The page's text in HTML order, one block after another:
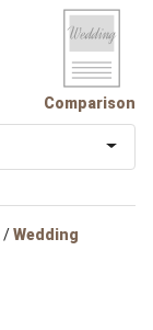
Comparison
/Wedding